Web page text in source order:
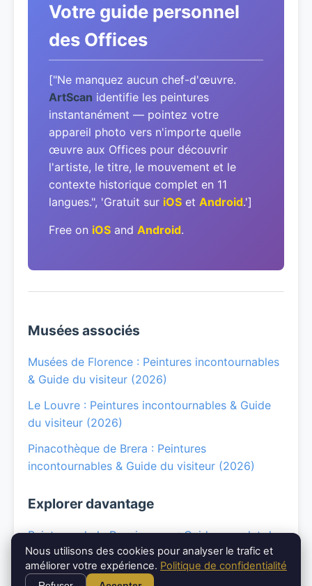
Votre guide personnel
des Offices
["Ne manquez aucun chef-d'œuvre.
ArtScan identifie les peintures
instantanément — pointez votre
appareil photo vers n'importe quelle
œuvre aux Offices pour découvrir
l'artiste, le titre, le mouvement et le
contexte historique complet en 11
langues.", 'Gratuit sur iOS et Android.']
Free on iOS and Android.
Musées associés
Musées de Florence : Peintures incontournables
& Guide du visiteur (2026)
Le Louvre : Peintures incontournables & Guide
du visiteur (2026)
Pinacothèque de Brera : Peintures
incontournables & Guide du visiteur (2026)
Explorer davantage
Peintures de la Renaissance : Guide complet du
mouvement
Léonard de Vinci : Guide complet des peintures
Nous utilisons des cookies pour analyser le trafic et
améliorer votre expérience. Politique de confidentialité